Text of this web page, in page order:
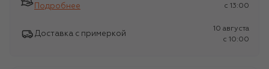
Подробнее
c 13:00
Доставка с примеркой
10 августа
c 10:00